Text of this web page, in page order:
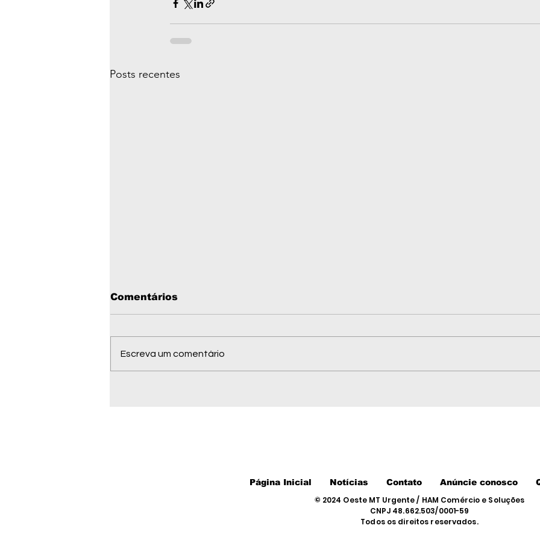
Posts recentes
Comentários
Escreva um comentário
Página Inicial Notícias Contato Anúncie conosco
© 2024 Oeste MT Urgente / HAM Comércio e Soluções
CNPJ 48.662.503/0001-59
Todos os direitos reservados.